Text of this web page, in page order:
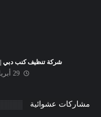
شركة تنظيف كنب دبي |0526402015| تنظيف المجالس
29 أبريل، 2025
مشاركات عشوائية